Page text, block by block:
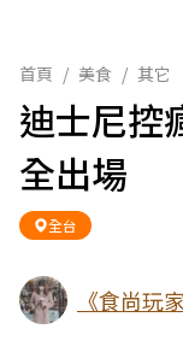
首頁 / 美食 / 其它
迪士尼控
全出場
全台
《食尚玩